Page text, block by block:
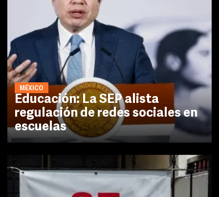
MÉXICO
Educación: La SEP alista
regulación de redes sociales en
escuelas